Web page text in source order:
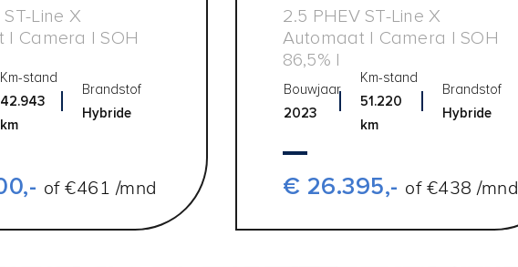
Line X
| Camera | SOH
Km-stand
42.943
km
Brandstof
Hybride
of €461 /mnd
2.5 PHEV ST-Line X
Automaat | Camera | SOH
86,5% |
Bouwjaar
2023
Km-stand
51.220
km
Brandstof
Hybride
€ 26.395,- of €438 /mnd